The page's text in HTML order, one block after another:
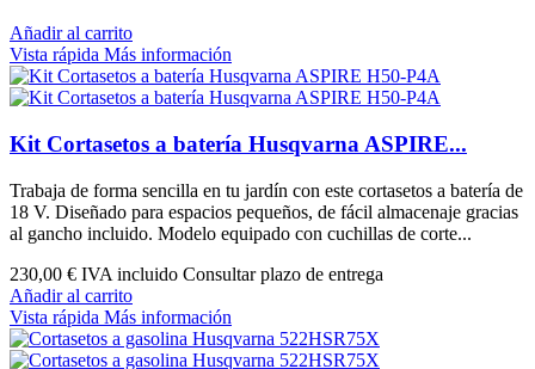
Añadir al carrito
Vista rápida Más información
Kit Cortasetos a batería Husqvarna ASPIRE...
Trabaja de forma sencilla en tu jardín con este cortasetos a batería de
18 V. Diseñado para espacios pequeños, de fácil almacenaje gracias
al gancho incluido. Modelo equipado con cuchillas de corte...
230,00 € IVA incluido Consultar plazo de entrega
Añadir al carrito
Vista rápida Más información